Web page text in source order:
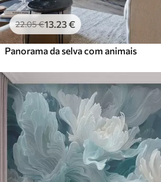
22.05€13 .23€
Panorama da selva com animais